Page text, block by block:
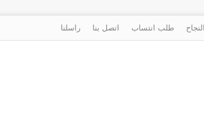
طلب انتساب اتصل بنا راسلنا